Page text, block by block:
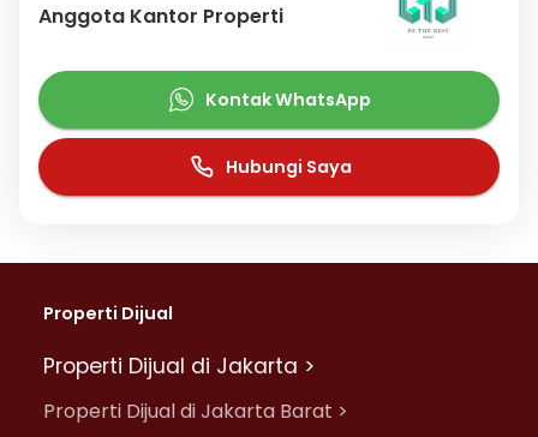
Anggota Kantor Properti
Kontak WhatsApp
Hubungi Saya
Properti Dijual
Properti Dijual di Jakarta >
Properti Dijual di Jakarta Barat >